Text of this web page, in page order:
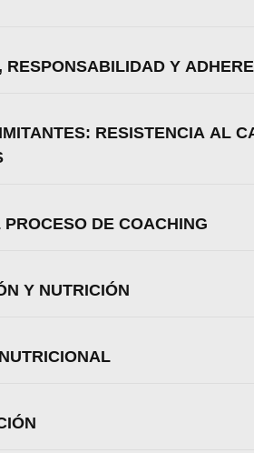
Y
RESISTENCIA AL
DE COACHING
Y NUTRICIÓN